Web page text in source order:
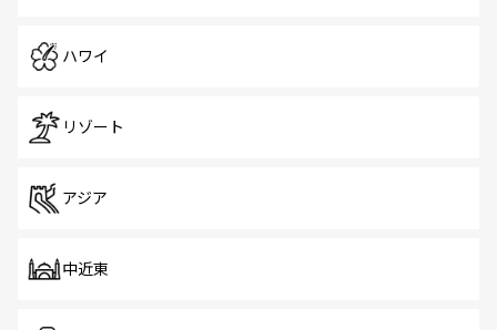
ハワイ
リゾート
アジア
中近東